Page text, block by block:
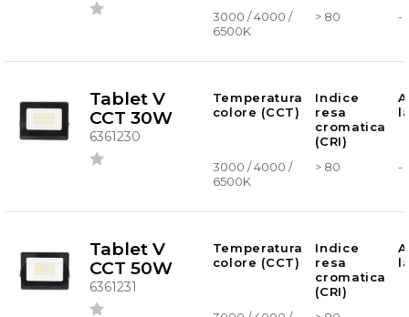
3000 / 4000 /
6500K
> 80 -
Tablet V
CCT 30W
6361230
Temperatura
colore (CCT)
Indice
resa
cromatica
(CRI)
3000 / 4000 /
6500K
> 80 -
Tablet V
CCT 50W
6361231
Temperatura
colore (CCT)
Indice
resa
cromatica
(CRI)